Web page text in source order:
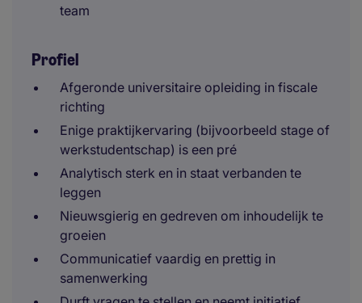
team
Profiel
Afgeronde universitaire opleiding in fiscale
richting
Enige praktijkervaring (bijvoorbeeld stage of
werkstudentschap) is een pré
Analytisch sterk en in staat verbanden te
leggen
Nieuwsgierig en gedreven om inhoudelijk te
groeien
Communicatief vaardig en prettig in
samenwerking